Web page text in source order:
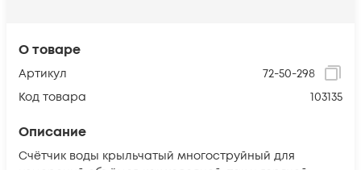
О товаре
Артикул
72-50-298
Код товара
103135
Описание
Счётчик воды крыльчатый многоструйный для